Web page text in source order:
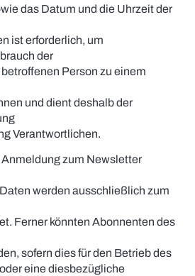
das Datum und die Uhrzeit der
ist erforderlich, um
der
Person zu einem
und dient deshalb der
Verantwortlichen.
zum Newsletter
werden ausschließlich zum
Ferner könnten Abonnenten des
sofern dies für den Betrieb des
eine diesbezügliche